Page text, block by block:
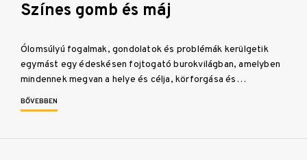
Színes gomb és máj
Ólomsúlyú fogalmak, gondolatok és problémák kerülgetik
egymást egy édeskésen fojtogató burokvilágban, amelyben
mindennek megvan a helye és célja, körforgása és…
BŐVEBBEN